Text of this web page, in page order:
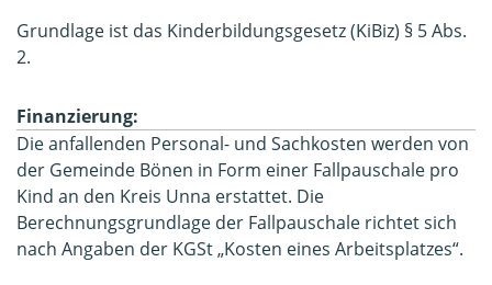
Grundlage ist das Kinderbildungsgesetz (KiBiz) § 5 Abs.
2.
Finanzierung:
Die anfallenden Personal- und Sachkosten werden von
der Gemeinde Bönen in Form einer Fallpauschale pro
Kind an den Kreis Unna erstattet. Die
Berechnungsgrundlage der Fallpauschale richtet sich
nach Angaben der KGSt „Kosten eines Arbeitsplatzes“.